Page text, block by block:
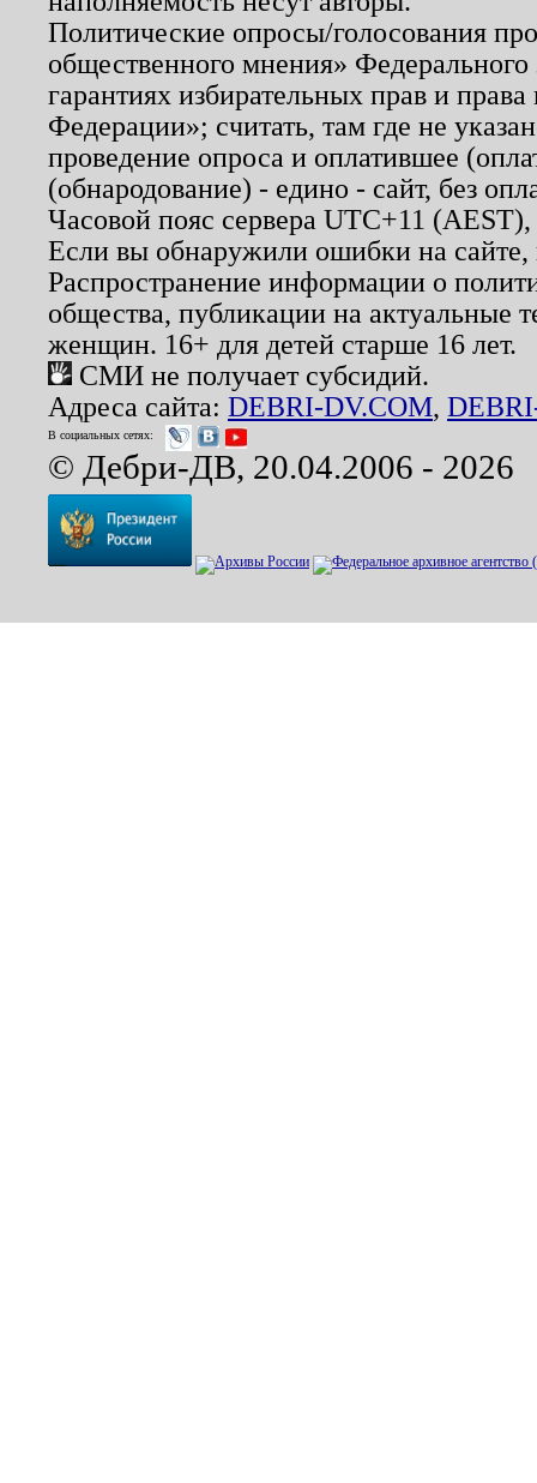
Политические опросы/голосования
общественного мнения»
гарантиях избирательных прав и
Федерации»; считать, там где не
проведение опроса и оплатившее
(обнародование) - едино - сайт, без
Часовой пояс сервера UTC+11
Если вы обнаружили ошибки на
Распространение информации о
общества, публикации на актуальные
женщин. 16+ для детей старше 16 лет.
СМИ не получает субсидий.
Адреса сайта: DEBRI-DV.COM,
В социальных сетях:
© Дебри-ДВ, 20.04.2006 - 2026